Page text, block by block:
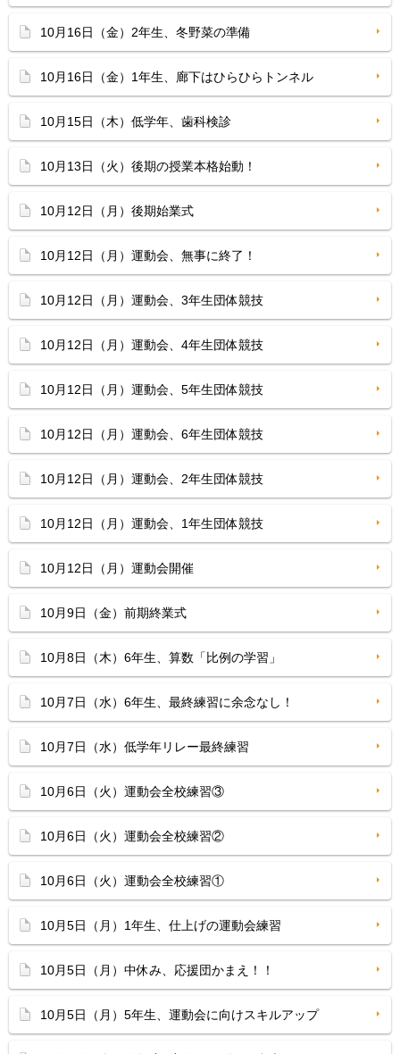
10月16日（金）2年生、冬野菜の準備
10月16日（金）1年生、廊下はひらひらトンネル
10月15日（木）低学年、歯科検診
10月13日（火）後期の授業本格始動！
10月12日（月）後期始業式
10月12日（月）運動会、無事に終了！
10月12日（月）運動会、3年生団体競技
10月12日（月）運動会、4年生団体競技
10月12日（月）運動会、5年生団体競技
10月12日（月）運動会、6年生団体競技
10月12日（月）運動会、2年生団体競技
10月12日（月）運動会、1年生団体競技
10月12日（月）運動会開催
10月9日（金）前期終業式
10月8日（木）6年生、算数「比例の学習」
10月7日（水）6年生、最終練習に余念なし！
10月7日（水）低学年リレー最終練習
10月6日（火）運動会全校練習③
10月6日（火）運動会全校練習②
10月6日（火）運動会全校練習①
10月5日（月）1年生、仕上げの運動会練習
10月5日（月）中休み、応援団かまえ！！
10月5日（月）5年生、運動会に向けスキルアップ